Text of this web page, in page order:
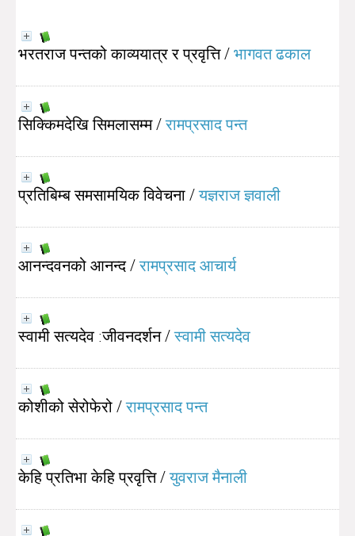
भरतराज पन्तको काव्ययात्र र प्रवृत्ति/भागवत ढकाल
सिक्किमदेखि सिमलासम्म/रामप्रसाद पन्त
प्रतिबिम्ब समसामयिक विवेचना/यज्ञराज ज्ञवाली
आनन्दवनको आनन्द/रामप्रसाद आचार्य
स्वामी सत्यदेव :जीवनदर्शन/स्वामी सत्यदेव
कोशीको सेरोफेरो/रामप्रसाद पन्त
केहि प्रतिभा केहि प्रवृत्ति/युवराज मैनाली